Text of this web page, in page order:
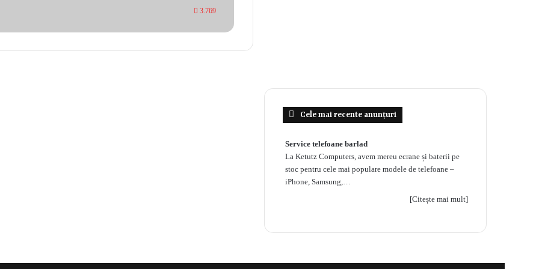
3.769
Cele mai recente anunțuri
Service telefoane barlad
La Ketutz Computers, avem mereu ecrane și baterii pe
stoc pentru cele mai populare modele de telefoane –
iPhone, Samsung,…
[Citește mai mult]